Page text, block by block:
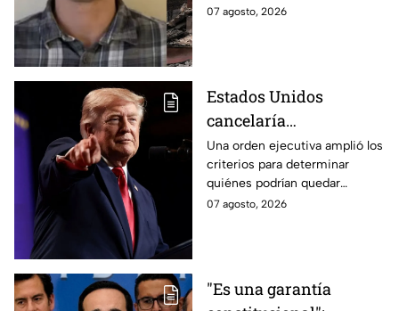
renacer las cosas”. Esta es la
07 agosto, 2026
Estados Unidos
cancelaría
nacionalidad por
nacimiento del líder
del CJNG
Una orden ejecutiva amplió los
criterios para determinar
quiénes podrían quedar
excluidos de la nacionalidad
07 agosto, 2026
"Es una garantía